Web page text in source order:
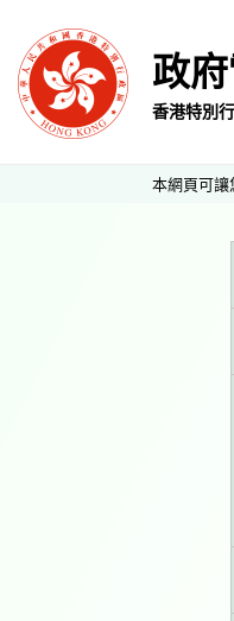
政
香港特別
本網頁可讓